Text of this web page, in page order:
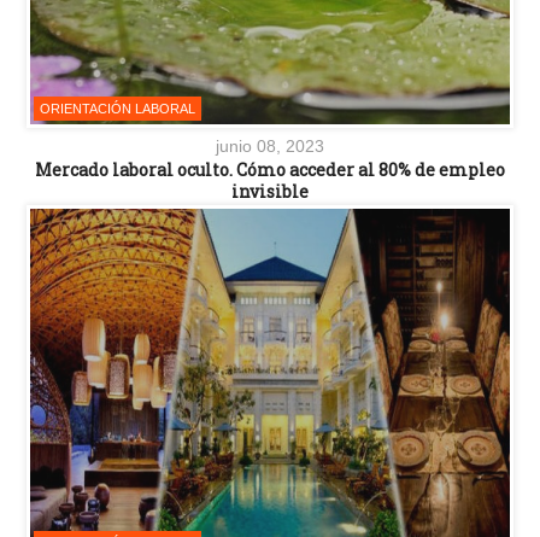
ORIENTACIÓN LABORAL
junio 08, 2023
Mercado laboral oculto. Cómo acceder al 80% de empleo
invisible